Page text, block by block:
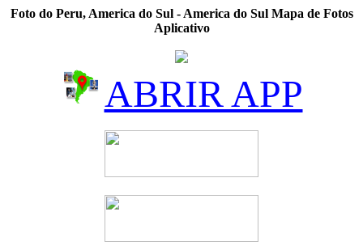
Foto do Peru, America do Sul - America do Sul Mapa de Fotos
Aplicativo
ABRIR APP